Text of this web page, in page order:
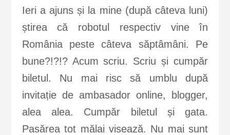
Ieri a ajuns și la mine (după câteva luni)
știrea că robotul respectiv vine în
România peste câteva săptâmâni. Pe
bune?!?!? Acum scriu. Scriu și cumpăr
biletul. Nu mai risc să umblu după
invitație de ambasador online, blogger,
alea alea. Cumpăr biletul și gata.
Pasărea tot mălai visează. Nu mai sunt